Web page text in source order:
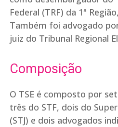
Federal (TRF) da 1ª
Também foi advogado
juiz do Tribunal Regional
Composição
O TSE é composto por
três do STF, dois do
(STJ) e dois advogados